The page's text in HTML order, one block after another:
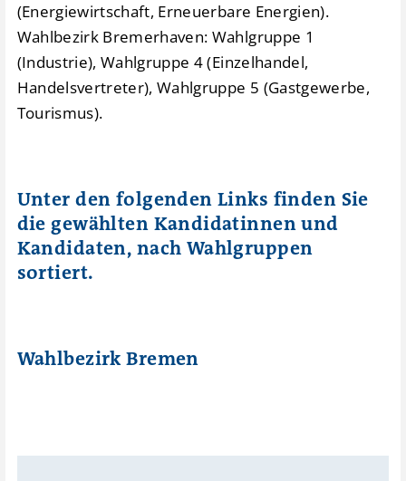
(Energiewirtschaft, Erneuerbare Energien).
Wahlbezirk Bremerhaven: Wahlgruppe 1
(Industrie), Wahlgruppe 4 (Einzelhandel,
Handelsvertreter), Wahlgruppe 5 (Gastgewerbe,
Tourismus).
Unter den folgenden Links finden Sie
die gewählten Kandidatinnen und
Kandidaten, nach Wahlgruppen
sortiert.
Wahlbezirk Bremen